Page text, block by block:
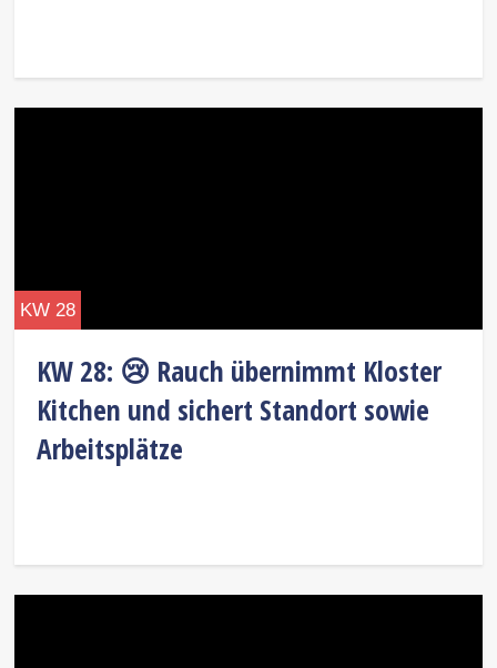
KW 28: 😢 Rauch übernimmt Kloster
Kitchen und sichert Standort sowie
Arbeitsplätze
KW 28